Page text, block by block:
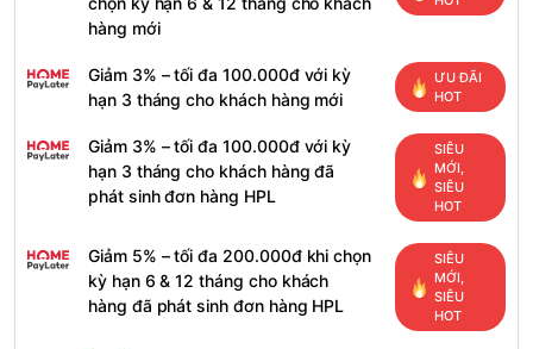
hàng mới
Giảm 3% – tối đa 100.000đ với kỳ
hạn 3 tháng cho khách hàng mới
ƯU ĐÃI
HOT
Giảm 3% – tối đa 100.000đ với kỳ
hạn 3 tháng cho khách hàng đã
phát sinh đơn hàng HPL
SIÊU
MỚI,
SIÊU
HOT
Giảm 5% – tối đa 200.000đ khi chọn
kỳ hạn 6 & 12 tháng cho khách
hàng đã phát sinh đơn hàng HPL
SIÊU
MỚI,
SIÊU
HOT